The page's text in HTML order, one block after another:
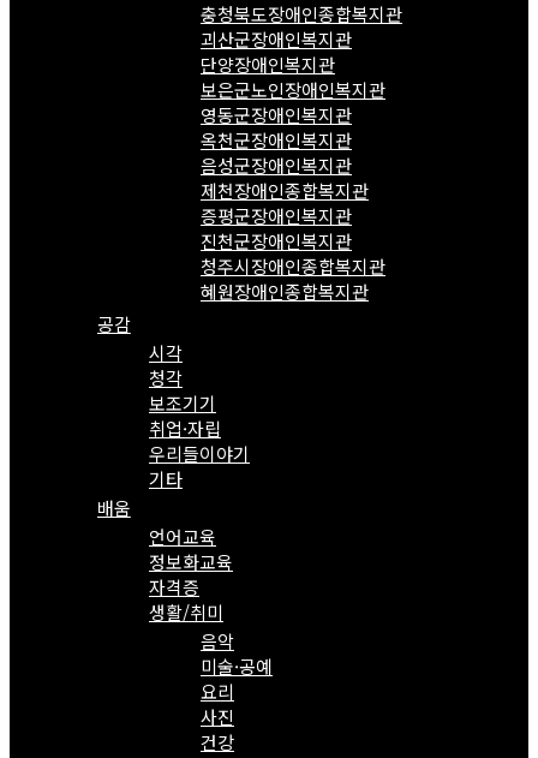
충청북도장애인종합복지관
괴산군장애인복지관
단양장애인복지관
보은군노인장애인복지관
영동군장애인복지관
옥천군장애인복지관
음성군장애인복지관
제천장애인종합복지관
증평군장애인복지관
진천군장애인복지관
청주시장애인종합복지관
혜원장애인종합복지관
공감
시각
청각
보조기기
취업·자립
우리들이야기
기타
배움
언어교육
정보화교육
자격증
생활/취미
음악
미술·공예
요리
사진
건강